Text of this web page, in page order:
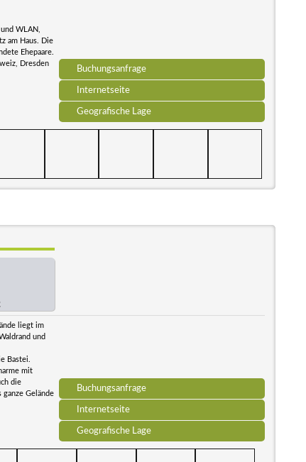
Buchungsanfrage
Internetseite
Geografische Lage
WLAN,
am Haus. Die
Ehepaare.
Dresden
Buchungsanfrage
Internetseite
Geografische Lage
liegt im
und
Bastei.
mit
die
Gelände